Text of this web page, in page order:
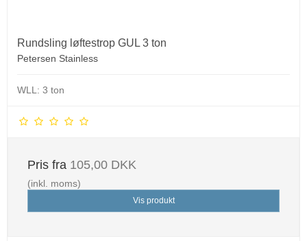
Rundsling løftestrop GUL 3 ton
Petersen Stainless
WLL: 3 ton
Pris fra 105,00 DKK
(inkl. moms)
Vis produkt